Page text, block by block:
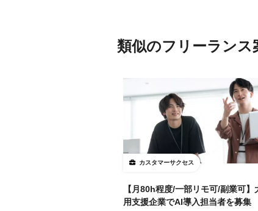
類似のフリーランス
カスタマーサクセス
【月80h程度/一部リモ可/副業可】
用支援企業でAI導入担当者を募集